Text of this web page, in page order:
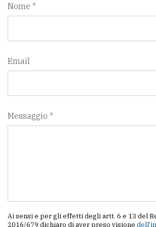
Nome *
Email
Messaggio *
Ai sensi e per gli effetti degli artt. 6 e 13 del
2016/679 dichiaro di aver preso visione